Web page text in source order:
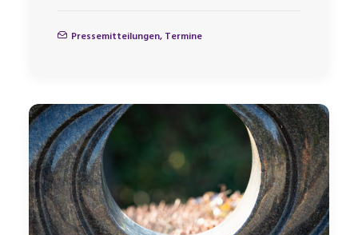
Pressemitteilungen, Termine